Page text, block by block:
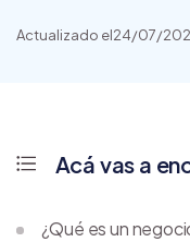
Actualizado el24/07/
Acá vas a
¿Qué es un